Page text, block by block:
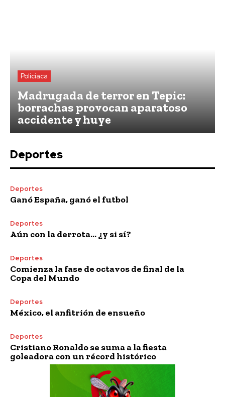
Policiaca
Madrugada de terror en Tepic:
borrachas provocan aparatoso
accidente y huye
Deportes
Deportes
Ganó España, ganó el futbol
Deportes
Aún con la derrota… ¿y si sí?
Deportes
Comienza la fase de octavos de final de la
Copa del Mundo
Deportes
México, el anfitrión de ensueño
Deportes
Cristiano Ronaldo se suma a la fiesta
goleadora con un récord histórico